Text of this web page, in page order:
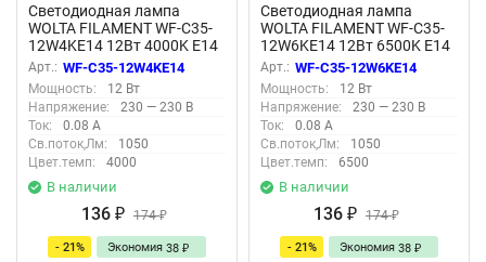
Светодиодная лампа
WOLTA FILAMENT WF-C35-
12W4KE14 12Вт 4000K Е14
Арт.: WF-C35-12W4KE14
Мощность:
12 Вт
Напряжение:
230 — 230 В
Ток:
0.08 А
Св.поток,Лм:
1050
Цвет.темп:
4000
В наличии
136 ₽ 174₽
- 21% Экономия 38 ₽
Светодиодная лампа
WOLTA FILAMENT WF-C35-
12W6KE14 12Вт 6500K Е14
Арт.: WF-C35-12W6KE14
Мощность:
12 Вт
Напряжение:
230 — 230 В
Ток:
0.08 А
Св.поток,Лм:
1050
Цвет.темп:
6500
В наличии
136 ₽ 174₽
- 21% Экономия 38 ₽